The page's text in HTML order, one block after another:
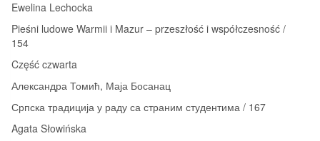
Ewelina Lechocka
Pieśni ludowe Warmii i Mazur – przeszłość i współczesność /
154
Część czwarta
Александра Томић, Маја Босанац
Српска традиција у раду са страним студентима / 167
Agata Słowińska